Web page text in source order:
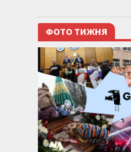
ФОТО ТИЖНЯ